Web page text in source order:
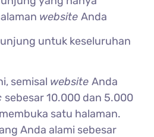
websiteAnda
untuk keseluruhan
semisal websiteAnda
sebesar 10.000 dan 5.000
satu halaman.
Anda alami sebesar